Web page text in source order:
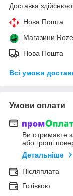
Доставка
Нова Пошта
Магазини
Нова Пошта
Всі умови
Умови оплати
Ви отримаєте
або гроші
Детальніше
Післяплата
Готівкою